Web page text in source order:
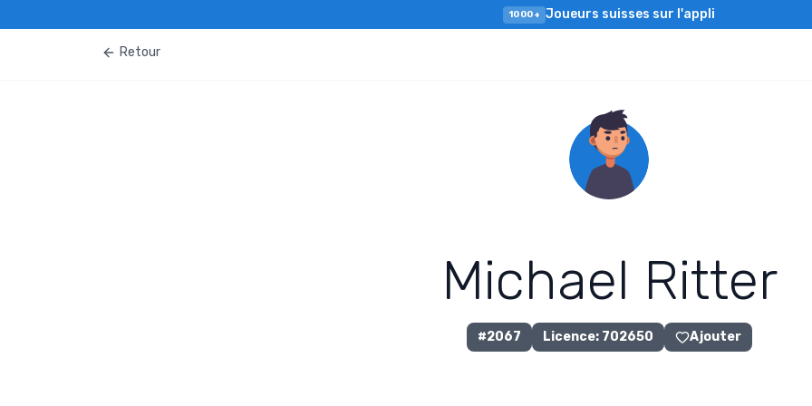
1000+ Joueurs suisses sur l'appli
Retour
Michael Ritter
#2067 Licence: 702650 Ajouter